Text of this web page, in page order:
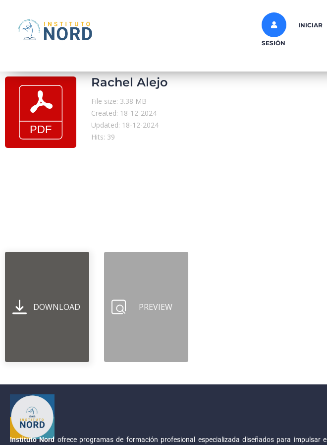
INICIAR
SESIÓN
Rachel Alejo
File size: 3.38 MB
Created: 18-12-2024
Updated: 18-12-2024
Hits: 39
DOWNLOAD PREVIEW
Instituto Nord ofrece programas de formación profesional especializada diseñados para impulsar el